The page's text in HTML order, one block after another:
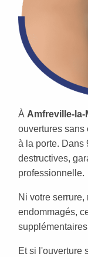
À Amfreville-la-
ouvertures sans
à la porte. Dans
destructives,
professionnelle.
Ni votre
endommagés,
Et si l'ouverture